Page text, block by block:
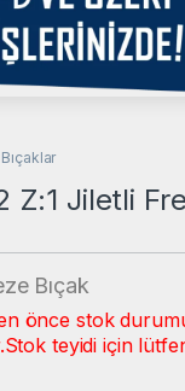
Z:1 Jiletli
Bıçak
önce stok
Stok teyidi için